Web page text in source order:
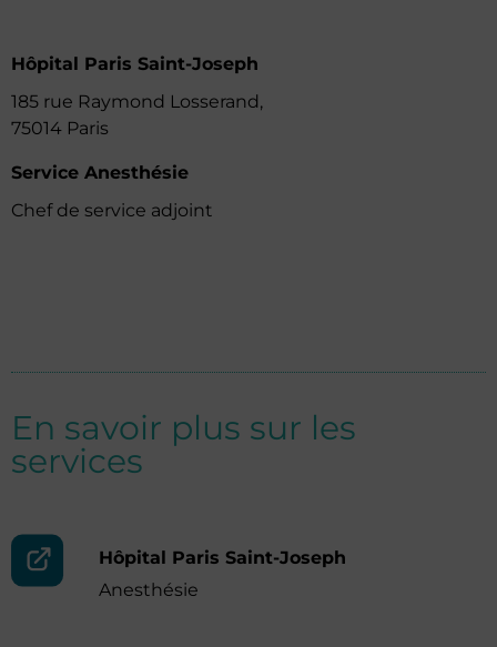
Hôpital Paris Saint-Joseph
185 rue Raymond Losserand,
75014 Paris
Service Anesthésie
Chef de service adjoint
En savoir plus sur les
services
Hôpital Paris Saint-Joseph
Anesthésie